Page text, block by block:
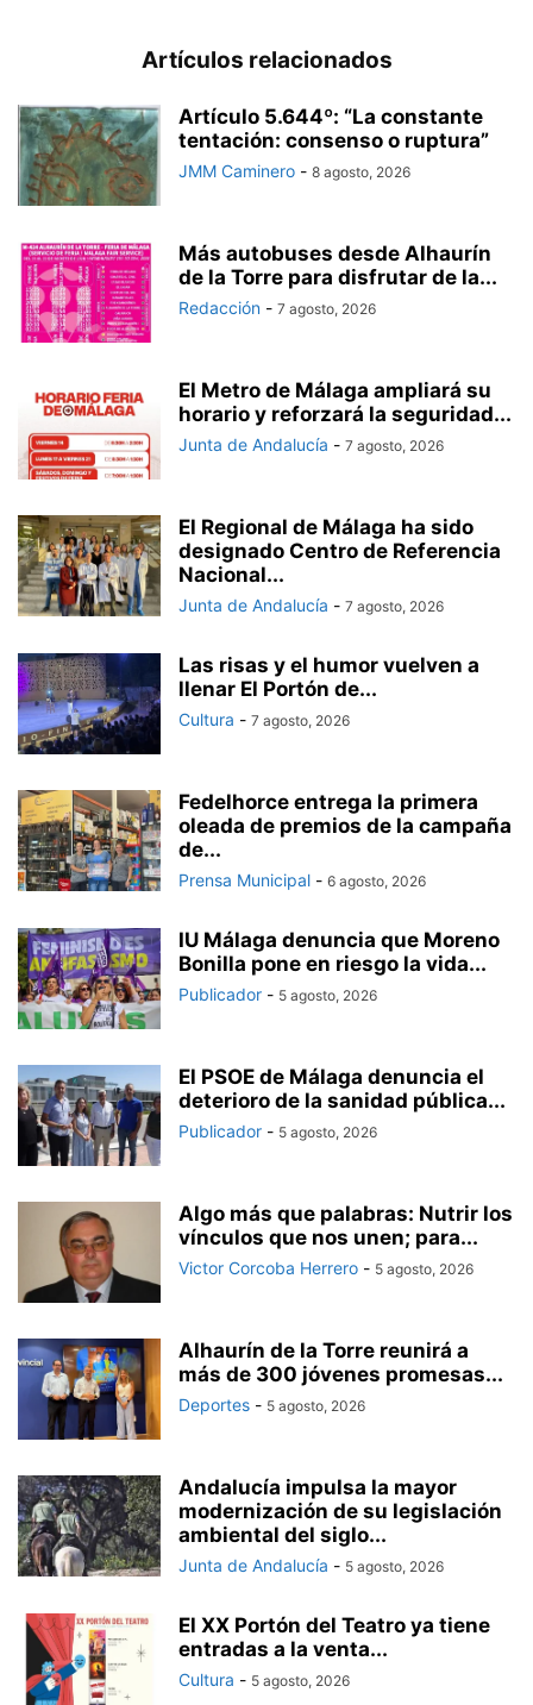
Artículos relacionados
Artículo 5.644º: “La constante
tentación: consenso o ruptura”
JMM Caminero - 8 agosto, 2026
Más autobuses desde Alhaurín
de la Torre para disfrutar de la...
Redacción - 7 agosto, 2026
El Metro de Málaga ampliará su
horario y reforzará la seguridad...
Junta de Andalucía - 7 agosto, 2026
El Regional de Málaga ha sido
designado Centro de Referencia
Nacional...
Junta de Andalucía - 7 agosto, 2026
Las risas y el humor vuelven a
llenar El Portón de...
Cultura - 7 agosto, 2026
Fedelhorce entrega la primera
oleada de premios de la campaña
de...
Prensa Municipal - 6 agosto, 2026
IU Málaga denuncia que Moreno
Bonilla pone en riesgo la vida...
Publicador - 5 agosto, 2026
El PSOE de Málaga denuncia el
deterioro de la sanidad pública...
Publicador - 5 agosto, 2026
Algo más que palabras: Nutrir los
vínculos que nos unen; para...
Victor Corcoba Herrero - 5 agosto, 2026
Alhaurín de la Torre reunirá a
más de 300 jóvenes promesas...
Deportes - 5 agosto, 2026
Andalucía impulsa la mayor
modernización de su legislación
ambiental del siglo...
Junta de Andalucía - 5 agosto, 2026
El XX Portón del Teatro ya tiene
entradas a la venta...
Cultura - 5 agosto, 2026